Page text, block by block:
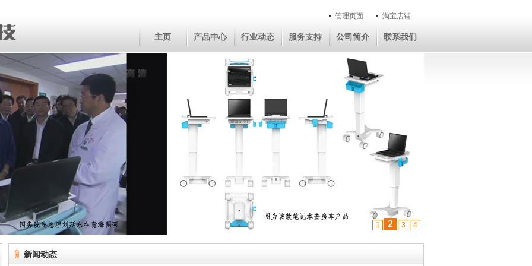
淘宝店铺
管理页面
联系我们
公司简介
服务支持
行业动态
产品中心
主页
1 2 3 4
新闻动态